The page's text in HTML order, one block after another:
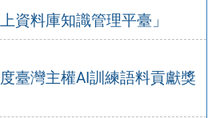
資料庫知識管理平臺」
臺灣主權AI訓練語料貢獻獎